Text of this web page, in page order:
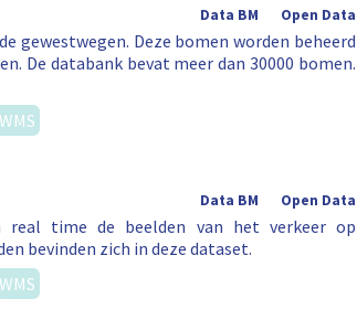
Open Data
Data BM
gewestwegen. Deze bomen worden beheerd
De databank bevat meer dan 30000 bomen.
WMS
Open Data
Data BM
time de beelden van het verkeer op
bevinden zich in deze dataset.
WMS